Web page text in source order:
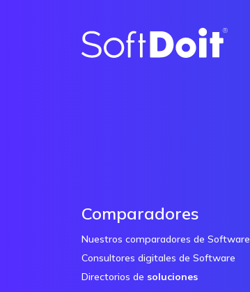
Comparadores
Nuestros comparadores de Software
Consultores digitales de Software
Directorios de soluciones